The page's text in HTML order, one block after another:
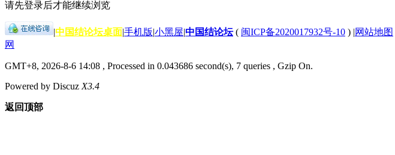
请先登录后才能继续浏览
|中国结论坛桌面|手机版|小黑屋|中国结论坛( 闽ICP备2020017932号-10 ) |网站地图
网
GMT+8, 2026-8-6 14:08 , Processed in 0.043686 second(s), 7 queries , Gzip On.
Powered by Discuz X3.4
返回顶部